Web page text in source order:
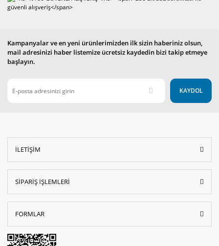
Kampanyalar ve en yeni ürünlerimizden ilk sizin haberiniz olsun,
mail adresinizi haber listemize ücretsiz kaydedin bizi takip etmeye
başlayın.
KAYDOL
İLETİŞİM
SİPARİŞ İŞLEMLERİ
FORMLAR